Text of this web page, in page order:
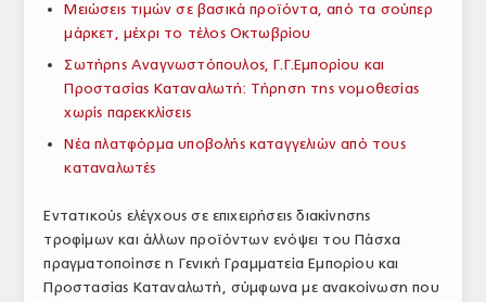
ΠΑΡΑΓΩΓΗ & ΕΜΠΟΡΙΑ
ΣΦΑΓΕΙΑ
ΠΡΩΤΕΣ ΥΛΕΣ
ΕΞΟΠΛΙΣΜΟΣ
ΕΜΠΟΡΙΚΟΙ ΑΝΤΙΠΡΟΣΩΠΟΙ
Μειώσεις τιμών σε βασικά προϊόντα, από τα σούπερ
μάρκετ, μέχρι το τέλος Οκτωβρίου
Σωτήρης Αναγνωστόπουλος, Γ.Γ.Εμπορίου και
Προστασίας Καταναλωτή: Τήρηση της νομοθεσίας
χωρίς παρεκκλίσεις
Νέα πλατφόρμα υποβολής καταγγελιών από τους
καταναλωτές
Εντατικούς ελέγχους σε επιχειρήσεις διακίνησης
τροφίμων και άλλων προϊόντων ενόψει του Πάσχα
πραγματοποίησε η Γενική Γραμματεία Εμπορίου και
Προστασίας Καταναλωτή, σύμφωνα με ανακοίνωση που